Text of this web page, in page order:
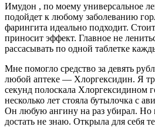
Имудон , по моему универсальное
подойдет к любому заболеванию
фарингита идеально подходит.
приносит эффект. Главное не
рассасывать по одной таблетке
Мне помогло средство за девять
любой аптеке — Хлоргексидин. Я
секунд полоскала Хлоргексидином
несколько лет стояла бутылочка с
Он любую ангину на раз убирал. Но
достать не знаю. Открыла для себя